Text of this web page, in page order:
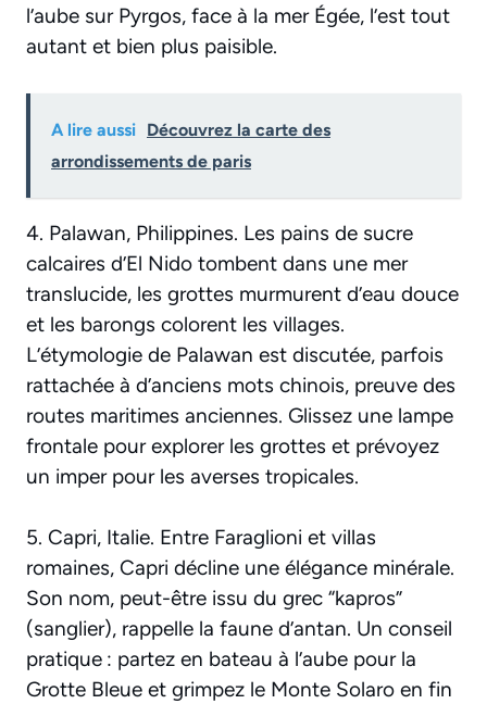
l’aube sur Pyrgos, face à la mer Égée, l’est tout
autant et bien plus paisible.
A lire aussi Découvrez la carte des
arrondissements de paris
4. Palawan, Philippines. Les pains de sucre
calcaires d’El Nido tombent dans une mer
translucide, les grottes murmurent d’eau douce
et les barongs colorent les villages.
L’étymologie de Palawan est discutée, parfois
rattachée à d’anciens mots chinois, preuve des
routes maritimes anciennes. Glissez une lampe
frontale pour explorer les grottes et prévoyez
un imper pour les averses tropicales.
5. Capri, Italie. Entre Faraglioni et villas
romaines, Capri décline une élégance minérale.
Son nom, peut-être issu du grec “kapros”
(sanglier), rappelle la faune d’antan. Un conseil
pratique : partez en bateau à l’aube pour la
Grotte Bleue et grimpez le Monte Solaro en fin